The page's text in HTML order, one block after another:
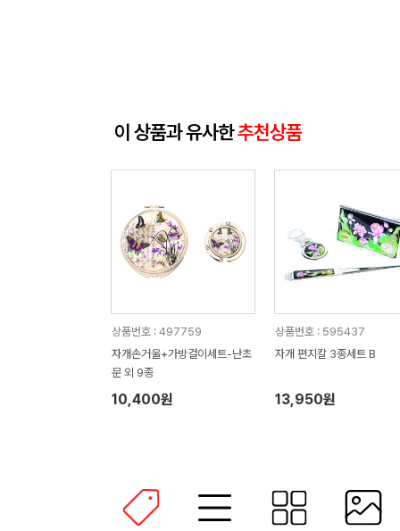
이 상품과 유사한추천상품
상품번호 : 497759
자개손거울+가방걸이세트-난초
문 외 9종
10,400원
상품번호 : 595437
자개 편지칼 3종세트 B
13,950원